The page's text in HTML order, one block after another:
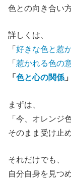
色との向き合い
詳しくは、
「 好きな色と惹
「 惹かれる色の
「 色と心の関係 」
まずは、
「今、オレンジ
そのまま受け止
それだけでも、
自分自身を見つ